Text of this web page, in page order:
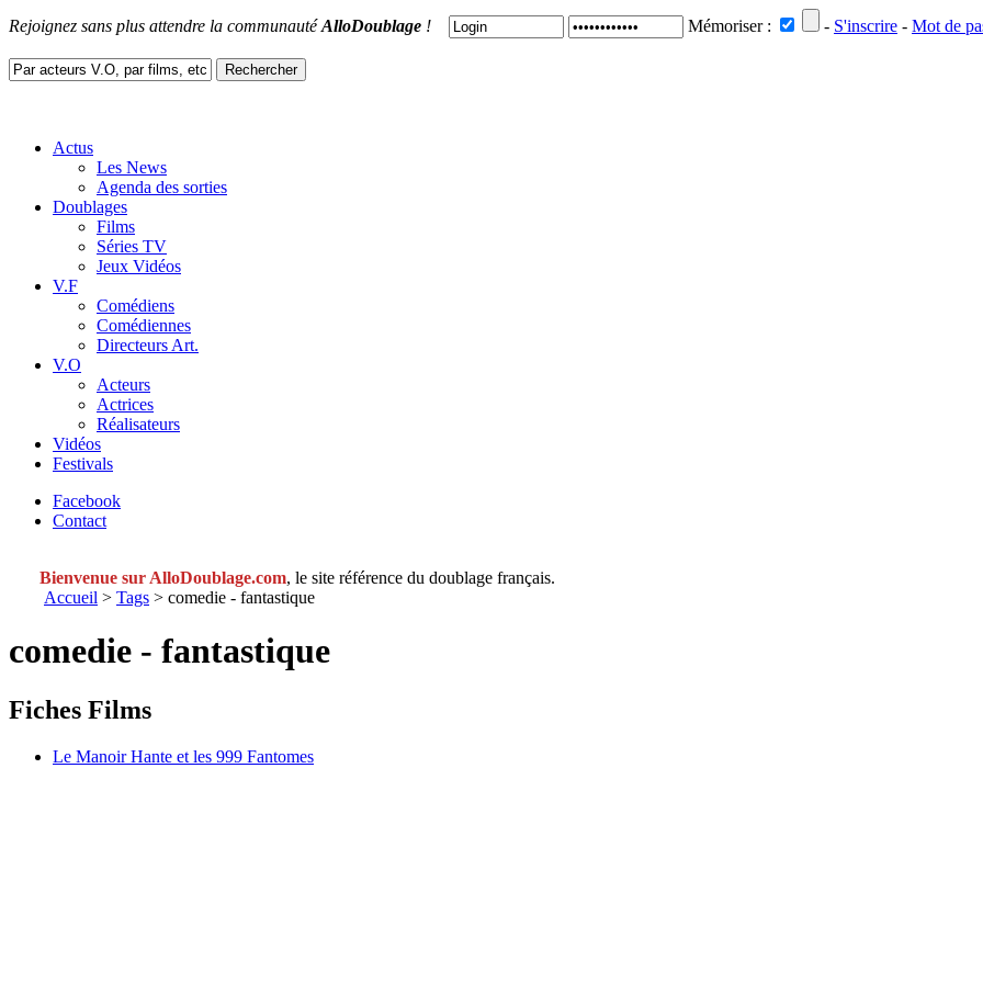
Rejoignez sans plus attendre la communautéAlloDoublage ! Mémoriser : - S'inscrire - Mot de
Actus
Les News
Agenda des sorties
Doublages
Films
Séries TV
Jeux Vidéos
V.F
Comédiens
Comédiennes
Directeurs Art.
V.O
Acteurs
Actrices
Réalisateurs
Vidéos
Festivals
Facebook
Contact
Bienvenue sur AlloDoublage.com, le site référence du doublage français.
Accueil > Tags > comedie - fantastique
comedie - fantastique
Fiches Films
Le Manoir Hante et les 999 Fantomes